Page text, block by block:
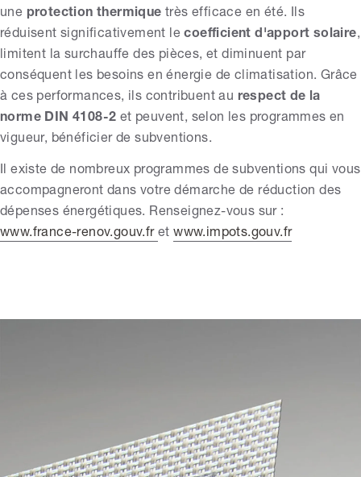
une protection thermique très efficace en été. Ils
réduisent significativement lecoefficient d'apport solaire,
limitent la surchauffe des pièces, et diminuent par
conséquent les besoins en énergie de climatisation. Grâce
à ces performances, ils contribuent au respect de la
norme DIN 4108-2 et peuvent, selon les programmes en
vigueur, bénéficier de subventions.
Il existe de nombreux programmes de subventions qui vous
accompagneront dans votre démarche de réduction des
dépenses énergétiques. Renseignez-vous sur :
www.france-renov.gouv.fr etwww.impots.gouv.fr